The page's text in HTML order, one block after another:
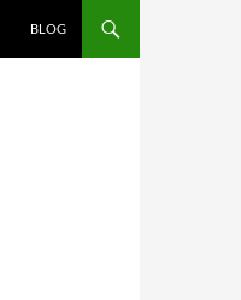
BLOG